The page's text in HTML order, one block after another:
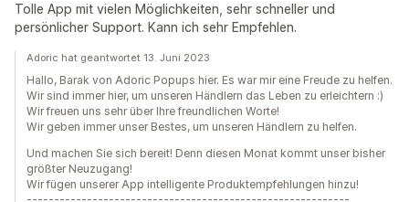
Tolle App mit vielen Möglichkeiten, sehr schneller und
persönlicher Support. Kann ich sehr Empfehlen.
Adoric hat geantwortet 13. Juni 2023
Hallo, Barak von Adoric Popups hier. Es war mir eine Freude zu helfen.
Wir sind immer hier, um unseren Händlern das Leben zu erleichtern :)
Wir freuen uns sehr über Ihre freundlichen Worte!
Wir geben immer unser Bestes, um unseren Händlern zu helfen.
Und machen Sie sich bereit! Denn diesen Monat kommt unser bisher
größter Neuzugang!
Wir fügen unserer App intelligente Produktempfehlungen hinzu!